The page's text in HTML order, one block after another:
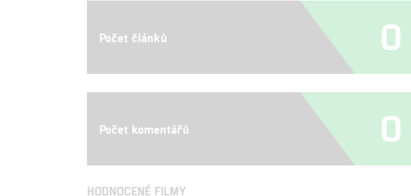
Počet článků 0
Počet komentářů 0
HODNOCENÉ FILMY